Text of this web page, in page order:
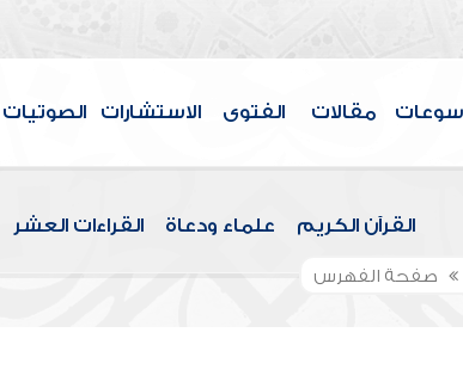
مقالات الفتوى الاستشارات الصوتيات
القرآن الكريم علماء ودعاة القراءات العشر
صفحة الفهرس